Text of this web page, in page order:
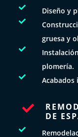
 Diseño y

gruesa y

plomería.
 Acabados

DE
